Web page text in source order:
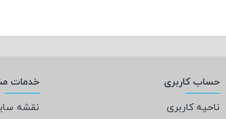
حساب کاربری
ناحیه کاربری
خدمات
نقشه